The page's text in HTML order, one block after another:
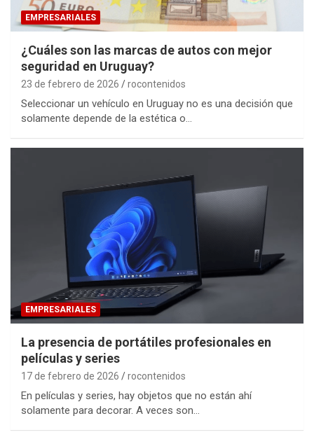
EMPRESARIALES
¿Cuáles son las marcas de autos con mejor
seguridad en Uruguay?
23 de febrero de 2026 rocontenidos
Seleccionar un vehículo en Uruguay no es una decisión que
solamente depende de la estética o…
EMPRESARIALES
La presencia de portátiles profesionales en
películas y series
17 de febrero de 2026 rocontenidos
En películas y series, hay objetos que no están ahí
solamente para decorar. A veces son…